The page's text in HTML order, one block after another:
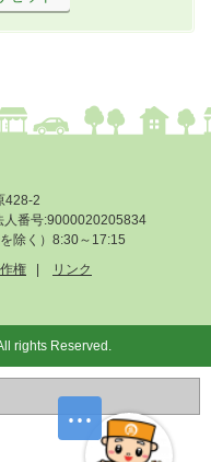
428-2
番号:9000020205834
除く）8:30～17:15
権
リンク
rights Reserved.